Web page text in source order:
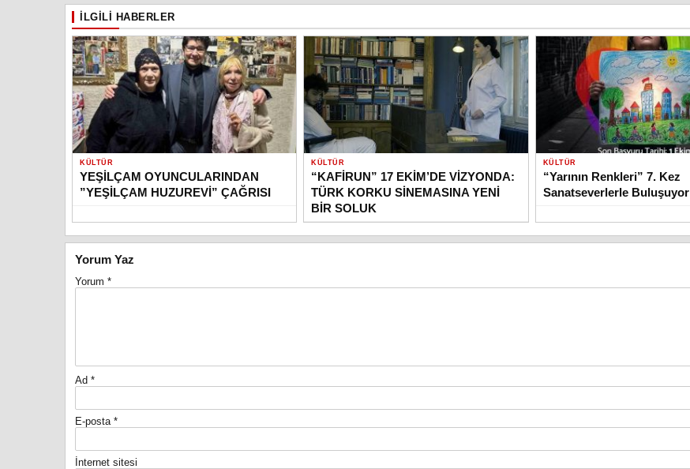
İLGILI HABERLER
KÜLTÜR
YEŞİLÇAM OYUNCULARINDAN
”YEŞİLÇAM HUZUREVİ” ÇAĞRISI
KÜLTÜR
“KAFİRUN” 17 EKİM’DE VİZYONDA:
TÜRK KORKU SİNEMASINA YENİ
BİR SOLUK
KÜLTÜR
“Yarının Renkleri” 7. Kez
Sanatseverlerle Buluşuyor
Yorum Yaz
Yorum *
Ad *
E-posta *
İnternet sitesi